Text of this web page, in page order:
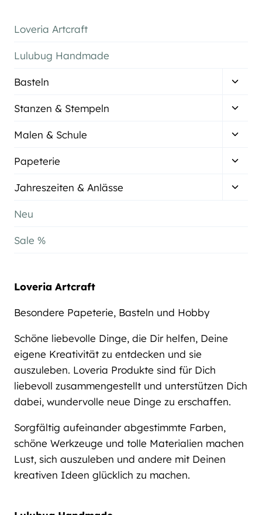
Loveria Artcraft
Lulubug Handmade
Basteln
Stanzen & Stempeln
Malen & Schule
Papeterie
Jahreszeiten & Anlässe
Neu
Sale %
Loveria Artcraft
Besondere Papeterie, Basteln und Hobby
Schöne liebevolle Dinge, die Dir helfen, Deine
eigene Kreativität zu entdecken und sie
auszuleben. Loveria Produkte sind für Dich
liebevoll zusammengestellt und unterstützen Dich
dabei, wundervolle neue Dinge zu erschaffen.
Sorgfältig aufeinander abgestimmte Farben,
schöne Werkzeuge und tolle Materialien machen
Lust, sich auszuleben und andere mit Deinen
kreativen Ideen glücklich zu machen.